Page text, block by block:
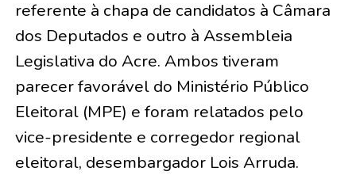
referente à chapa de candidatos à Câmara
dos Deputados e outro à Assembleia
Legislativa do Acre. Ambos tiveram
parecer favorável do Ministério Público
Eleitoral (MPE) e foram relatados pelo
vice-presidente e corregedor regional
eleitoral, desembargador Lois Arruda.